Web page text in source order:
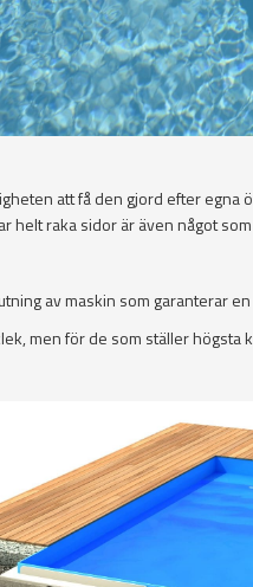
att få den gjord efter egna
helt raka sidor är även något
av maskin som garanterar en
men för de som ställer